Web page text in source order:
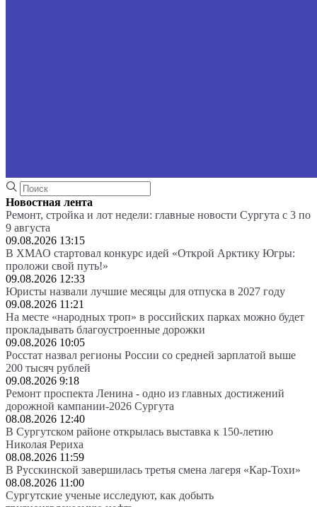
Новостная лента
Ремонт, стройка и лот недели: главные новости Сургута с 3 по
9 августа
09.08.2026 13:15
В ХМАО стартовал конкурс идей «Открой Арктику Югры:
проложи свой путь!»
09.08.2026 12:33
Юристы назвали лучшие месяцы для отпуска в 2027 году
09.08.2026 11:21
На месте «народных троп» в российских парках можно будет
прокладывать благоустроенные дорожки
09.08.2026 10:05
Росстат назвал регионы России со средней зарплатой выше
200 тысяч рублей
09.08.2026 9:18
Ремонт проспекта Ленина - одно из главных достижений
дорожной кампании-2026 Сургута
08.08.2026 12:40
В Сургутском районе открылась выставка к 150-летию
Николая Рериха
08.08.2026 11:59
В Русскинской завершилась третья смена лагеря «Кар-Тохи»
08.08.2026 11:00
Сургутские ученые исследуют, как добыть